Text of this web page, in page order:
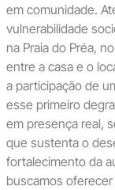
em comunidade.
vulnerabilidade
na Praia do Préa,
entre a casa e o
a participação de
esse primeiro
em presença real,
que sustenta o
fortalecimento da
buscamos oferecer